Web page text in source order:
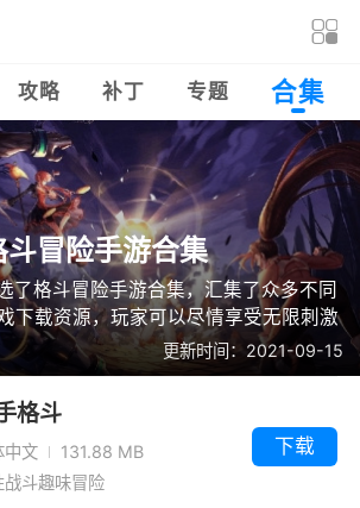
攻略 补丁 专题 合集
斗冒险手游合集
了格斗冒险手游合集，汇集了众多不同
下载资源，玩家可以尽情享受无限刺激
，用硬核操作碾压对手，成为势不可挡
伙伴可以进入游戏合集体验哦~
更新时间：2021-09-15
格斗
中文
131.88 MB
战斗趣味冒险
下载